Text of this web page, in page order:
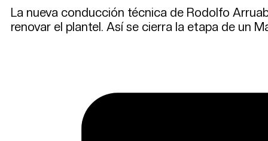
La nueva conducción técnica de Rodolfo
renovar el plantel. Así se cierra la etapa de un